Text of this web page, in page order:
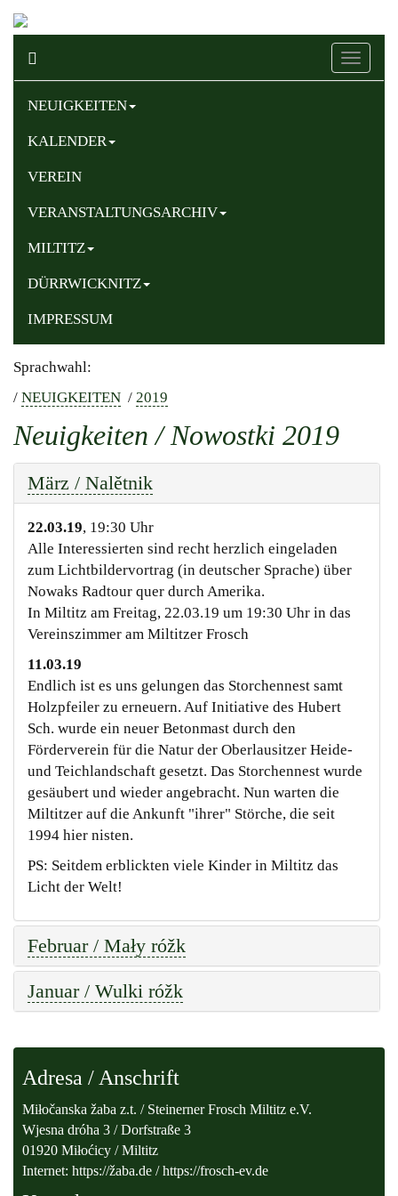
ein-/
NEUIGKEITEN
KALENDER
VEREIN
VERANSTALTUNGSARCHIV
MILTITZ
DÜRRWICKNITZ
IMPRESSUM
Sprachwahl:
/ NEUIGKEITEN / 2019
Neuigkeiten / Nowostki 2019
März / Nalětnik
22.03.19, 19:30 Uhr
Alle Interessierten sind recht herzlich eingeladen
zum Lichtbildervortrag (in deutscher Sprache) über
Nowaks Radtour quer durch Amerika.
In Miltitz am Freitag, 22.03.19 um 19:30 Uhr in das
Vereinszimmer am Miltitzer Frosch
11.03.19
Endlich ist es uns gelungen das Storchennest samt
Holzpfeiler zu erneuern. Auf Initiative des Hubert
Sch. wurde ein neuer Betonmast durch den
Förderverein für die Natur der Oberlausitzer Heide-
und Teichlandschaft gesetzt. Das Storchennest wurde
gesäubert und wieder angebracht. Nun warten die
Miltitzer auf die Ankunft "ihrer" Störche, die seit
1994 hier nisten.
PS: Seitdem erblickten viele Kinder in Miltitz das
Licht der Welt!
Februar / Mały róžk
Januar / Wulki róžk
Adresa / Anschrift
Miłočanska žaba z.t. / Steinerner Frosch Miltitz e.V.
Wjesna dróha 3 / Dorfstraße 3
01920 Miłoćicy / Miltitz
Internet: https://žaba.de / https://frosch-ev.de